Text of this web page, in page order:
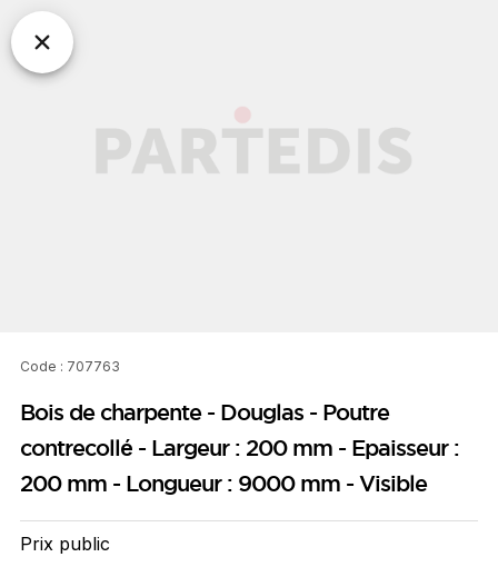
Code : 707763
Bois de charpente - Douglas - Poutre
contrecollé - Largeur : 200 mm - Epaisseur :
200 mm - Longueur : 9000 mm - Visible
Prix public